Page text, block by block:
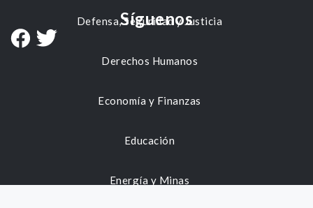
Defensa, Seguridad y Justicia
Derechos Humanos
Economía y Finanzas
Educación
Energía y Minas
Síguenos